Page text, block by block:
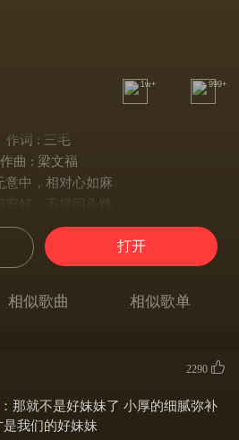
1w+ 999+
作词 : 三毛
作曲 : 梁文福
意中，相对心如麻
安好，不提回头路
年时，泪眼笑荒唐
意中，相对心如麻
安好，不提回头路
的真的真的爱过你
任何人你往哪里去
要不要跟我来
打开
相似歌曲 相似歌单
2290
： 那就不是好妹妹了 小厚的细腻弥补
我们的好妹妹